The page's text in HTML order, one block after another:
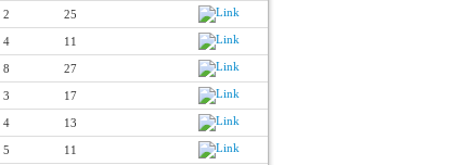
2 25
4 11
8 27
3 17
4 13
5 11